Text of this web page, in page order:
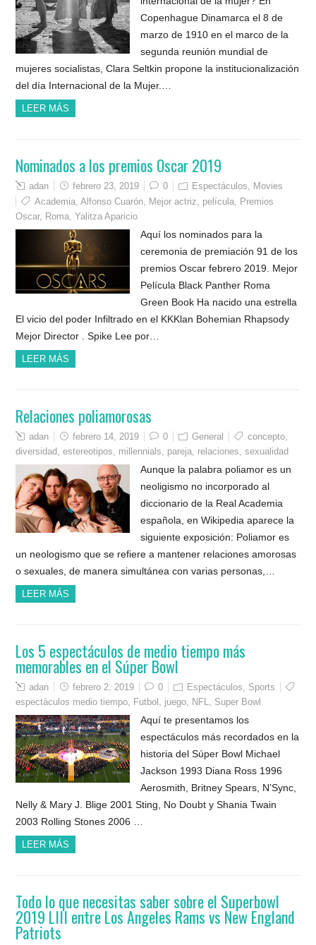
Copenhague Dinamarca el 8 de
marzo de 1910 en el marco de la
segunda reunión mundial de
mujeres socialistas, Clara Seltkin propone la institucionalización
del día Internacional de la Mujer.…
LEER MÁS
Nominados a los premios Oscar 2019
adan febrero 23, 2019 0 Espectáculos, Movies
Academia,Alfonso Cuarón, Mejor actriz, película, Premios
Oscar, Roma,Yalitza Aparicio
Aquí los nominados para la
ceremonia de premiación 91 de los
premios Oscar febrero 2019. Mejor
Película Black Panther Roma
Green Book Ha nacido una estrella
El vicio del poder Infiltrado en el KKKlan Bohemian Rhapsody
Mejor Director . Spike Lee por…
LEER MÁS
Relaciones poliamorosas
adan febrero 14, 2019 0 General concepto,
diversidad,estereotipos, millennials, pareja, relaciones,sexualidad
Aunque la palabra poliamor es un
neoligismo no incorporado al
diccionario de la Real Academia
española, en Wikipedia aparece la
siguiente exposición: Poliamor es
un neologismo que se refiere a mantener relaciones amorosas
o sexuales, de manera simultánea con varias personas,…
LEER MÁS
Los 5 espectáculos de medio tiempo más
memorables en el Súper Bowl
adan febrero 2, 2019 0 Espectáculos, Sports
espectáculos medio tiempo, Futbol , juego, NFL, Super Bowl
Aquí te presentamos los
espectáculos más recordados en la
historia del Súper Bowl Michael
Jackson 1993 Diana Ross 1996
Aerosmith, Britney Spears, N’Sync,
Nelly & Mary J. Blige 2001 Sting, No Doubt y Shania Twain
2003 Rolling Stones 2006 …
LEER MÁS
Todo lo que necesitas saber sobre el Superbowl
2019 LIII entre Los Angeles Rams vs New England
Patriots